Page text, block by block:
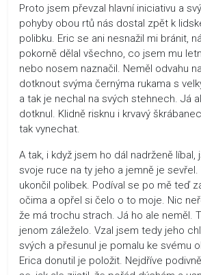
Proto jsem převzal hlavní iniciativu a
pohyby obou rtů nás dostal zpět k
polibku. Eric se ani nesnažil mi bránit,
pokorně dělal všechno, co jsem mu
nebo nosem naznačil. Neměl odvahu
dotknout svýma černýma rukama s
a tak je nechal na svých stehnech. Já
dotknul. Klidně risknu i krvavý
tak vynechat.
A tak, i když jsem ho dál nadrženě líbal,
svoje ruce na ty jeho a jemně je sevřel.
ukončil polibek. Podíval se po mě teď
očima a opřel si čelo o to moje. Nic
že má trochu strach. Já ho ale neměl.
jenom záleželo. Vzal jsem tedy jeho
svých a přesunul je pomalu ke svému
Erica donutil je položit. Nejdříve